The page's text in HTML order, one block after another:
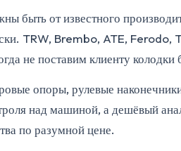
быть от известного
TRW, Brembo, ATE,
не поставим клиенту
опоры, рулевые
над машиной, а дешёвый
по разумной цене.